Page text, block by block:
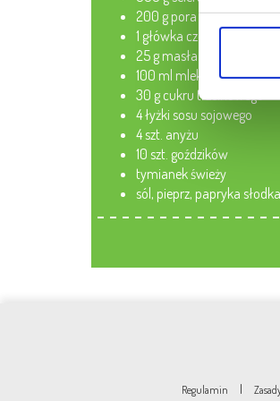
200 g pora
1 główka czosnku
25 g masła
100 ml mleka
30 g cukru trzcinowego
4 łyżki sosu sojowego
4 szt. anyżu
10 szt. goździków
tymianek świeży
sól, pieprz, papryka
Regulamin |